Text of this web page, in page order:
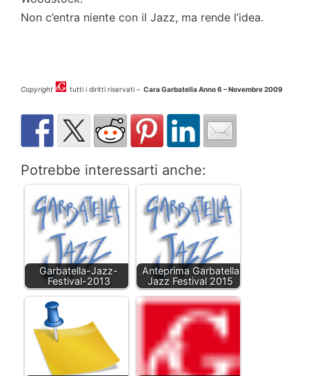
Non c’entra niente con il Jazz, ma rende l’idea.
Copyright tutti i diritti riservati – Cara Garbatella Anno 6 – Novembre 2009
Potrebbe interessarti anche:
Garbatella-Jazz-
Festival-2013
Anteprima Garbatella
Jazz Festival 2015